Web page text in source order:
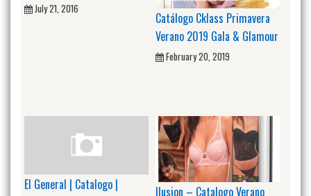
July 21, 2016
Catálogo Cklass Primavera
Verano 2019 Gala & Glamour
February 20, 2019
El General | Catalogo |
Ilusion – Catalogo Verano